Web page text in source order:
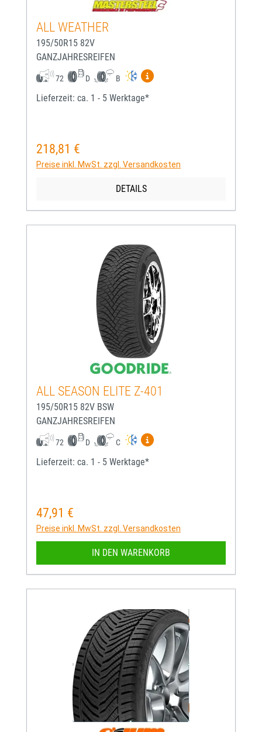
ALL WEATHER
195/50R15 82V
GANZJAHRESREIFEN
72 D B
Mehr Informationen zum
Lieferzeit: ca. 1 - 5 Werktage*
Regulärer Preis:
218,81 €
Preise inkl. MwSt. zzgl. Versandkosten
DETAILS
ALL SEASON ELITE Z-401
195/50R15 82V BSW
GANZJAHRESREIFEN
72 D C
Mehr Informationen zum
Lieferzeit: ca. 1 - 5 Werktage*
Regulärer Preis:
47,91 €
Preise inkl. MwSt. zzgl. Versandkosten
IN DEN WARENKORB